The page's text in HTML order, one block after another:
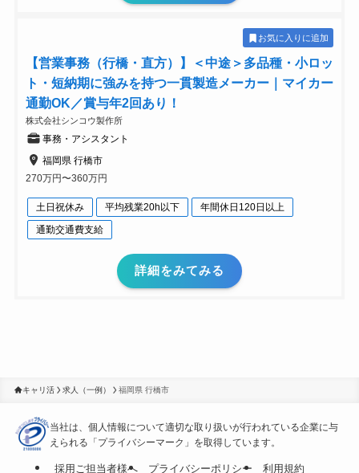
お気に入りに追加
【営業事務（行橋・直方）】＜中途＞多品種・小ロッ
ト・短納期に強みを持つ一貫製造メーカー｜マイカー
通勤OK／賞与年2回あり！
株式会社シンコウ製作所
事務・アシスタント
福岡県 行橋市
270万円〜360万円
土日祝休み 平均残業20h以下
年間休日120日以上
通勤交通費支給
詳細をみてみる
キャリ活 求人（一例） 福岡県 行橋市
当社は、個人情報について適切な取り扱いが行われている企業に与
えられる「プライバシーマーク」を取得しています。
採用ご担当者様へ プライバシーポリシー 利用規約